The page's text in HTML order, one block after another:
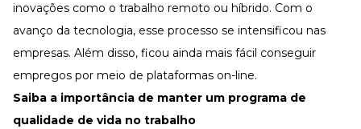
inovações como o trabalho remoto ou híbrido. Com o
avanço da tecnologia, esse processo se intensificou nas
empresas. Além disso, ficou ainda mais fácil conseguir
empregos por meio de plataformas on-line.
Saiba a importância de manter um programa de
qualidade de vida no trabalho